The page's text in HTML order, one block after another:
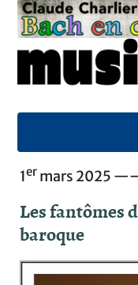
1er mars 2025
Les fantômes
baroque